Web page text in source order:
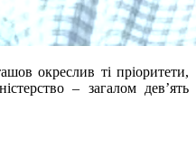
окреслив ті пріоритети,
– загалом дев’ять